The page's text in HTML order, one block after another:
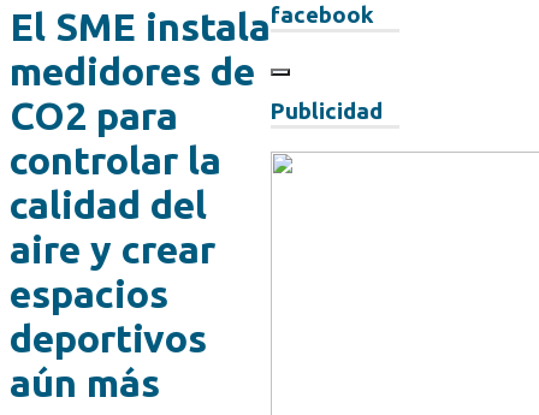
facebook
Publicidad
El SME instala
medidores de
CO2 para
controlar la
calidad del
aire y crear
espacios
deportivos
aún más